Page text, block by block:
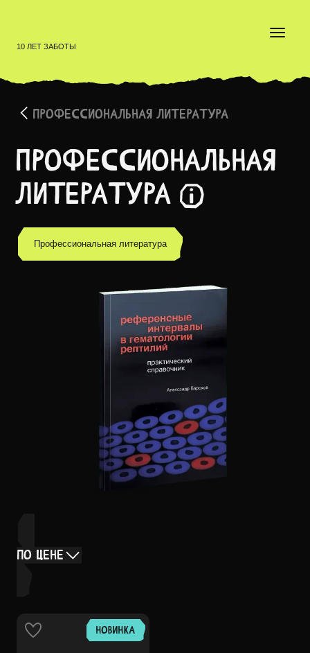
10 ЛЕТ ЗАБОТЫ
ПРОФЕССИОНАЛЬНАЯ ЛИТЕРАТУРА
Профессиональная
литература
Мерч для создания полной атмосферы — в каждой
Профессиональная литература
ПО ЦЕНЕ
НОВИНКА